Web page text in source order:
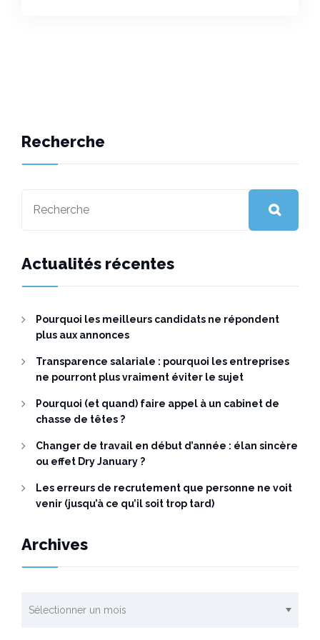
Recherche
Actualités récentes
Pourquoi les meilleurs candidats ne répondent
plus aux annonces
Transparence salariale : pourquoi les entreprises
ne pourront plus vraiment éviter le sujet
Pourquoi (et quand) faire appel à un cabinet de
chasse de têtes ?
Changer de travail en début d’année : élan sincère
ou effet Dry January ?
Les erreurs de recrutement que personne ne voit
venir (jusqu’à ce qu’il soit trop tard)
Archives